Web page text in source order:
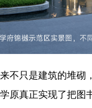
不只是建筑的堆砌
原真正实现了把图